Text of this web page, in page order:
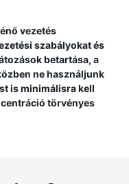
vezetés
szabályokat és
betartása, a
ne használjunk
is minimálisra kell
törvényes